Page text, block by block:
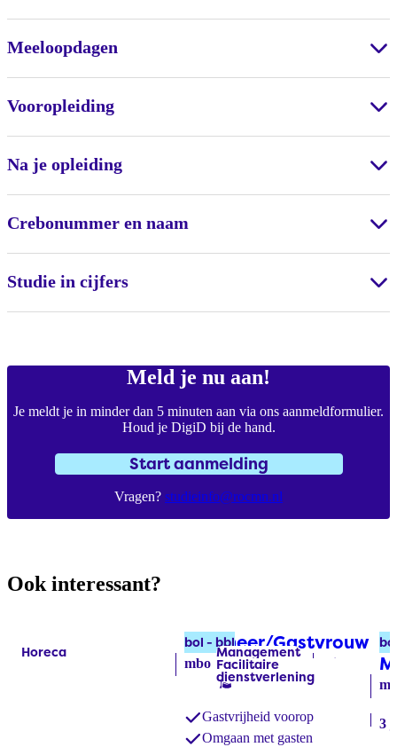
Meeloopdagen
Vooropleiding
Na je opleiding
Crebonummer en naam
Studie in cijfers
Meld je nu aan!
Je meldt je in minder dan 5 minuten aan via ons aanmeldformulier.
Houd je DigiD bij de hand.
Start aanmelding
Vragen? studieinfo@rocmn.nl
Ook interessant?
Gastheer/Gastvrouw
mbo niveau 2 2 jaar
bol - bbl
Gastvrijheid voorop
Omgaan met gasten
Labels:
Horeca
3
Labels:
Management
Facilitaire
dienstverlening​